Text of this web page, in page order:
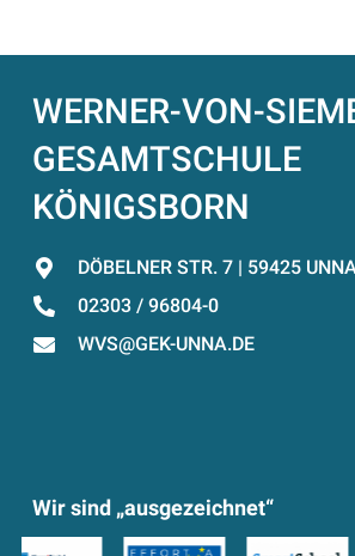
WERNER-VON-
GESAMTSCHULE
KÖNIGSBORN
DÖBELNER STR. 7 | 59425
02303 / 96804-0
WVS@GEK-UNNA.DE
Wir sind „ausgezeichnet“